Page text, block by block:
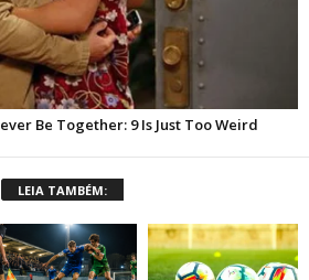
LEIA TAMBÉM: